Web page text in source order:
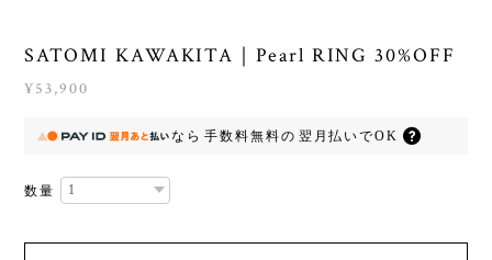
SATOMI KAWAKITA｜Pearl RING 30%OFF
¥53,900
なら 手数料無料の 翌月払いでOK
数量